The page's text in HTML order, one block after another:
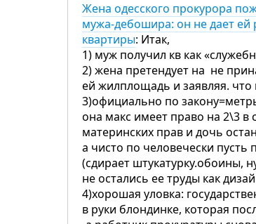
Жена одесского прокурора
мужа-дебошира: он не дает ей
квартиры: Итак,
1) муж получил кв как
2) жена претендует на не
ей жилплощадь и заявляя. что
3)официально по
она макс имеет право на 2\3 в
материнских прав и дочь
а чисто по человечески пусть
(сдирает штукатурку.обоины,
не остались ее труды как
4)хорошая уловка:
в руки блондинке, которая